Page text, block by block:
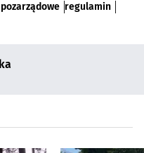
regulamin